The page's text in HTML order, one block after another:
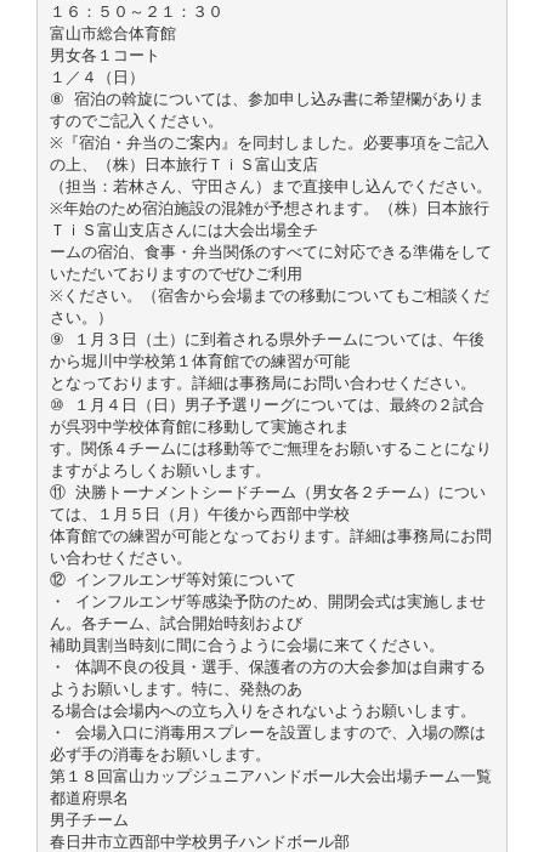
１６：５０～２１：３０
富山市総合体育館
男女各１コート
１／４（日）
⑧ 宿泊の斡旋については、参加申し込み書に希望欄がありま
すのでご記入ください。
※『宿泊・弁当のご案内』を同封しました。必要事項をご記入
の上、（株）日本旅行ＴｉＳ富山支店
（担当：若林さん、守田さん）まで直接申し込んでください。
※年始のため宿泊施設の混雑が予想されます。（株）日本旅行
ＴｉＳ富山支店さんには大会出場全チ
ームの宿泊、食事・弁当関係のすべてに対応できる準備をして
いただいておりますのでぜひご利用
※ください。（宿舎から会場までの移動についてもご相談くだ
さい。）
⑨ １月３日（土）に到着される県外チームについては、午後
から堀川中学校第１体育館での練習が可能
となっております。詳細は事務局にお問い合わせください。
⑩ １月４日（日）男子予選リーグについては、最終の２試合
が呉羽中学校体育館に移動して実施されま
す。関係４チームには移動等でご無理をお願いすることになり
ますがよろしくお願いします。
⑪ 決勝トーナメントシードチーム（男女各２チーム）につい
ては、１月５日（月）午後から西部中学校
体育館での練習が可能となっております。詳細は事務局にお問
い合わせください。
⑫ インフルエンザ等対策について
・ インフルエンザ等感染予防のため、開閉会式は実施しませ
ん。各チーム、試合開始時刻および
補助員割当時刻に間に合うように会場に来てください。
・ 体調不良の役員・選手、保護者の方の大会参加は自粛する
ようお願いします。特に、発熱のあ
る場合は会場内への立ち入りをされないようお願いします。
・ 会場入口に消毒用スプレーを設置しますので、入場の際は
必ず手の消毒をお願いします。
第１８回富山カップジュニアハンドボール大会出場チーム一覧
都道府県名
男子チーム
春日井市立西部中学校男子ハンドボール部